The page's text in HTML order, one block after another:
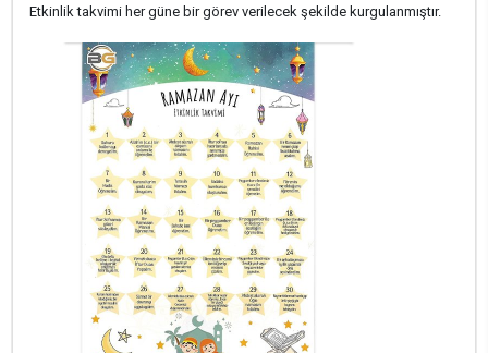
Etkinlik takvimi her güne bir görev verilecek şekilde kurgulanmıştır.